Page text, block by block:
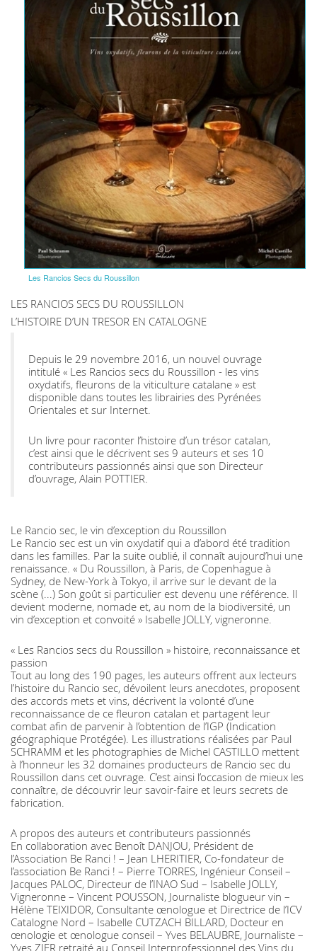
Les Rancios Secs du Roussillon
LES RANCIOS SECS DU ROUSSILLON
L’HISTOIRE D’UN TRESOR EN CATALOGNE
Depuis le 29 novembre 2016, un nouvel ouvrage
intitulé « Les Rancios secs du Roussillon - les vins
oxydatifs, fleurons de la viticulture catalane » est
disponible dans toutes les librairies des Pyrénées
Orientales et sur Internet.
Un livre pour raconter l’histoire d’un trésor catalan,
c’est ainsi que le décrivent ses 9 auteurs et ses 10
contributeurs passionnés ainsi que son Directeur
d’ouvrage, Alain POTTIER.
Le Rancio sec, le vin d’exception du Roussillon
Le Rancio sec est un vin oxydatif qui a d’abord été tradition
dans les familles. Par la suite oublié, il connaît aujourd’hui une
renaissance. « Du Roussillon, à Paris, de Copenhague à
Sydney, de New-York à Tokyo, il arrive sur le devant de la
scène (...) Son goût si particulier est devenu une référence. Il
devient moderne, nomade et, au nom de la biodiversité, un
vin d’exception et convoité » Isabelle JOLLY, vigneronne.
« Les Rancios secs du Roussillon » histoire, reconnaissance et
passion
Tout au long des 190 pages, les auteurs offrent aux lecteurs
l’histoire du Rancio sec, dévoilent leurs anecdotes, proposent
des accords mets et vins, décrivent la volonté d’une
reconnaissance de ce fleuron catalan et partagent leur
combat afin de parvenir à l’obtention de l’IGP (Indication
géographique Protégée). Les illustrations réalisées par Paul
SCHRAMM et les photographies de Michel CASTILLO mettent
à l’honneur les 32 domaines producteurs de Rancio sec du
Roussillon dans cet ouvrage. C’est ainsi l’occasion de mieux les
connaître, de découvrir leur savoir-faire et leurs secrets de
fabrication.
A propos des auteurs et contributeurs passionnés
En collaboration avec Benoît DANJOU, Président de
l’Association Be Ranci ! – Jean LHERITIER, Co-fondateur de
l’association Be Ranci ! – Pierre TORRES, Ingénieur Conseil –
Jacques PALOC, Directeur de l’INAO Sud – Isabelle JOLLY,
Vigneronne – Vincent POUSSON, Journaliste blogueur vin –
Hélène TEIXIDOR, Consultante œnologue et Directrice de l’ICV
Catalogne Nord – Isabelle CUTZACH BILLARD, Docteur en
œnologie et œnologue conseil – Yves BELAUBRE, Journaliste –
Yves ZIER retraité au Conseil Interprofessionnel des Vins du